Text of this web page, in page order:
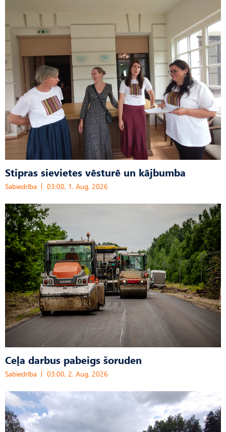
Stipras sievietes vēsturē un kājbumba
Sabiedrība 03:00, 1. Aug, 2026
Ceļa darbus pabeigs šoruden
Sabiedrība 03:00, 2. Aug, 2026